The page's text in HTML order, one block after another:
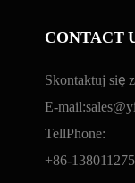
CONTACT
Skontaktuj się
E-mail:
TellPhone:
+86-